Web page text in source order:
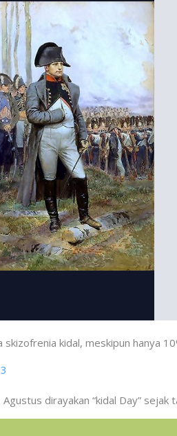
skizofrenia kidal, meskipun hanya
dirayakan “kidal Day” sejak